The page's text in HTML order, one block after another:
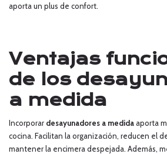
aporta un plus de confort.
Ventajas
de los
a medida
Incorporar desayunadores a medidaaporta
cocina. Facilitan la organización, reducen el
mantener la encimera despejada. Además,